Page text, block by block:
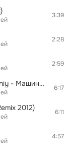
3:39
2:28
2:59
NikitA feat. Lad Idorf & Sergey Chorniy - Машина (Black Club Mix) 6:17
2012) 6:11
4:57